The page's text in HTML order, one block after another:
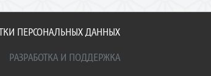
ПЕРСОНАЛЬНЫХ ДАННЫХ
РАЗРАБОТКА И ПОДДЕРЖКА